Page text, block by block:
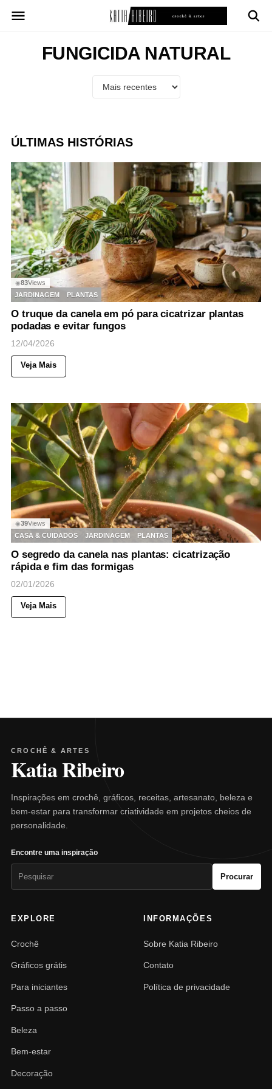
para
FUNGICIDA NATURAL
ÚLTIMAS HISTÓRIAS
◉83Views
JARDINAGEM
PLANTAS
O truque da canela em pó para cicatrizar plantas
podadas e evitar fungos
12/04/2026
Veja Mais
◉39Views
CASA & CUIDADOS
JARDINAGEM PLANTAS
O segredo da canela nas plantas: cicatrização
rápida e fim das formigas
02/01/2026
Veja Mais
CROCHÊ & ARTES
Katia Ribeiro
Inspirações em crochê, gráficos, receitas, artesanato, beleza e
bem-estar para transformar criatividade em projetos cheios de
personalidade.
Encontre uma inspiração
Procurar
EXPLORE
Crochê
Gráficos grátis
Para iniciantes
Passo a passo
Beleza
Bem-estar
Decoração
INFORMAÇÕES
Sobre Katia Ribeiro
Contato
Política de privacidade